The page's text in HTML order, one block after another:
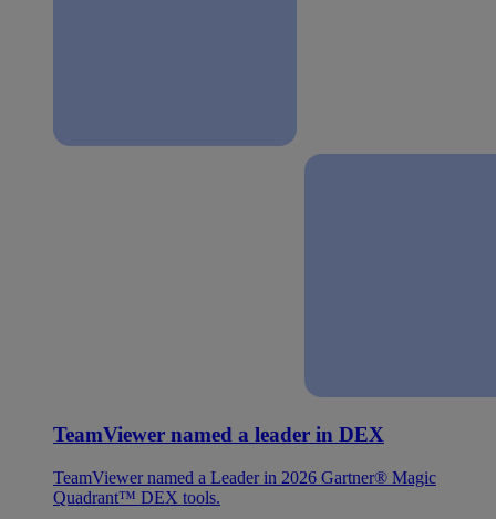
TeamViewer named a leader in DEX
TeamViewer named a Leader in 2026 Gartner® Magic
Quadrant™ DEX tools.